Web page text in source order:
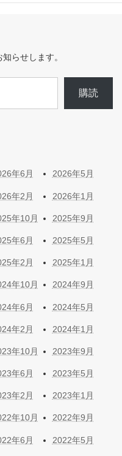
らせします。
購読
年6月 2026年5月
年2月 2026年1月
年10月 2025年9月
年6月 2025年5月
年2月 2025年1月
年10月 2024年9月
年6月 2024年5月
年2月 2024年1月
年10月 2023年9月
年6月 2023年5月
年2月 2023年1月
年10月 2022年9月
年6月 2022年5月